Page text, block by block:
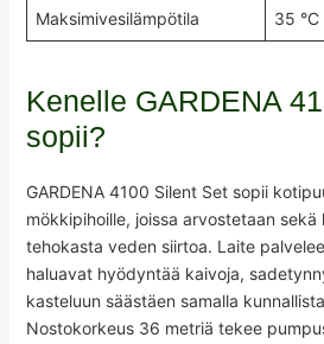
Maksimivesilämpötila 35 °C
Kenelle GARDENA
sopii?
GARDENA 4100 Silent Set sopii
mökkipihoille, joissa arvostetaan
tehokasta veden siirtoa. Laite
haluavat hyödyntää kaivoja,
kasteluun säästäen samalla
Nostokorkeus 36 metriä tekee